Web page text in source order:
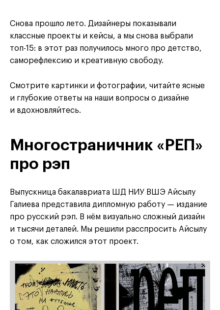
Снова прошло лето. Дизайнеры показывали
классные проекты и кейсы, а мы снова выбрали
топ-15: в этот раз получилось много про детство,
саморефлексию и креативную свободу.
Смотрите картинки и фотографии, читайте ясные
и глубокие ответы на наши вопросы о дизайне
и вдохновляйтесь.
Многостраничник «РЕП»
про рэп
Выпускница бакалавриата ШД НИУ ВШЭ Айсылу
Галиева представила ​дипломную работу — издание
про русский рэп. В нём визуально сложный дизайн
и тысячи деталей. Мы решили расспросить Айсылу
о том, как сложился этот проект.